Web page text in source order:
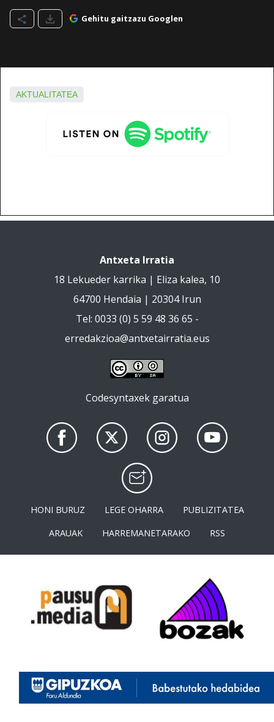
Gehitu gaitzazu Googlen
AKTUALITATEA
Antxeta Irratia
18 Lekueder karrika | Eliza kalea, 10
64700 Hendaia | 20304 Irun
Tel: 0033 (0) 5 59 48 36 65 -
erredakzioa@antxetairratia.eus
Codesyntaxek garatua
HONI BURUZ LEGE OHARRA
PUBLIZITATEA
ARAUAK
HARREMANETARAKO RSS